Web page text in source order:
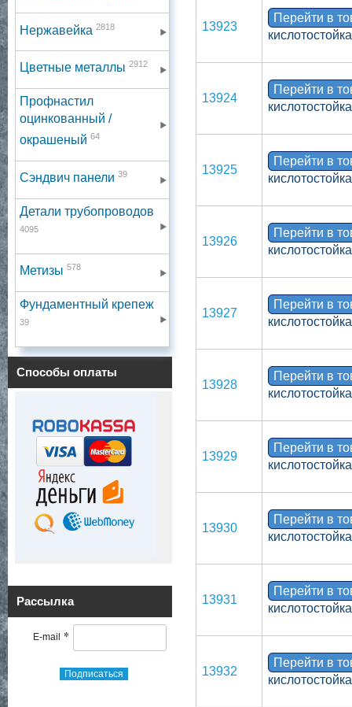
Нержавейка 2818
Цветные металлы 2912
Профнастил
оцинкованный /
окрашеный 64
Сэндвич панели 39
Детали трубопроводов
4095
Метизы 578
Фундаментный крепеж
39
Способы оплаты
Рассылка
E-mail *
Подписаться
13923
Перейти в
13924
Перейти в
13925
Перейти в
13926
Перейти в
13927
Перейти в
13928
Перейти в
13929
Перейти в
13930
Перейти в
13931
Перейти в
13932
Перейти в